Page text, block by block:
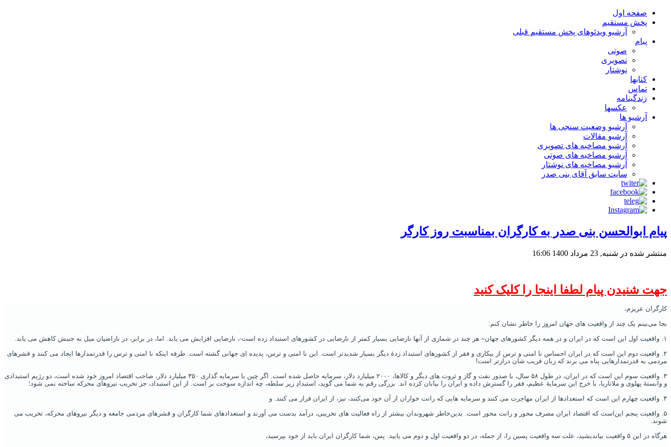
صفحه اول
پخش مستقیم
آرشیو ویدئوهای پخش مستقیم قبلی
پیام
صوتی
تصویری
نوشتار
کتابها
تماس
زندگینامه
عکسها
آرشیو ها
آرشیو وضعیت سنجی ها
آرشیو مقالات
آرشیو مصاخبه های تصویری
آرشیو مصاخبه های صوتی
آرشیو مصاخبه های نوشتار
سایت سابق آقای بنی صدر
پیام ابوالحسن بنی صدر به کارگران بمناسبت روز کارگر
منتشر شده در شنبه, 23 مرداد 1400 16:06
جهت شنیدن پیام لطفا اینجا را کلیک کنید
کارگران عزیزم،
بجا می‌بینم یک چند از واقعیت های جهان امروز را خاطر نشان کنم:
١. واقعیت اول این‌ است که در ایران و در همه دیگر کشورهای جهان– هر چند در شماری از آنها نارضایی بسیار کمتر از نارضایی در کشورهای استبداد زده‌ است-، نارضایی افزایش می‌ یابد. اما، در برابر، در ناراضیان میل به جنبش کاهش می‌ یابد.
٢. واقعیت دوم این‌ است که در ایران احساس نا امنی و ترس از بیکاری و فقر از کشورهای استبداد زدۀ دیگر بسیار شدید‌تر است. این نا امنی و ترس، پدیده‌ ای جهانی گشته‌ است. طرفه اینکه نا امنی و ترس را قدرتمدارها ایجاد می‌ کنند و قشرهای
مردمی به قدرتمدارهایی پناه می‌ برند که زبان فریب شان درازتر است!
٣. واقعیت سوم این‌ است که در ایران، در طول ۵۸ سال، با صدور نفت و گاز و ثروت های دیگر و کالاها، ۲۰۰۰ میلیارد دلار، سرمایه حاصل شده‌ است. اگر چین با سرمایه گذاری ۳۵۰ میلیارد دلار، صاحب اقتصاد امروز خود شده‌ است، دو رژیم استبدادی
و وابستۀ پهلوی و ملاتاریا، با خرج این سرمایۀ عظیم، فقر را گسترش داده و ایران را بیابان کرده‌ اند. بزرگی رقم به شما می‌ گوید، استبدادِ زیر سلطه، چه اندازه سوخت بر است. از این استبداد، جز تخریب نیروهای محرکه ساخته نمی‌ شود؛
۴. واقعیت چهارم این‌ است که استعدادها از ایران مهاجرت می‌ کنند و سرمایه‌ هایی که رانت‌ خواران از آن خود می‌کنند، نیز، از ایران فرار می‌ کنند. و
۵. واقعیت پنجم این‌است که اقتصاد ایران مصرف محور و رانت محور است. بدین‌خاطر شهروندان بیشتر از راه فعالیت‌ های تخریبی، درآمد بدست می‌ آورند و استعداد‌های شما کارگران و قشرهای مردمی جامعه و دیگر نیروهای محرکه، تخریب می‌
شوند.
هرگاه در این ۵ واقعیت بیاندیشید، علت سه واقعیت پسین را، از جمله، در دو واقعیت اول و دوم می‌ یابید. پس، شما کارگران ایران باید از خود بپرسید،